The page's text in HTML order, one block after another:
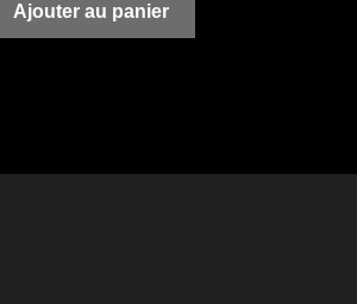
Ajouter au panier